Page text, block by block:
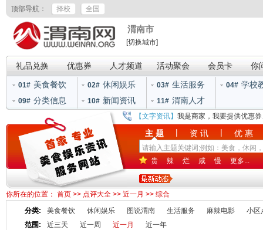
顶部导航： 择校 全国
渭南市
[切换城市]
礼品兑换 优惠券 人才频道 活动聚会 会员卡 你
01# 美食餐饮 02# 休闲娱乐 03# 生活服务 04# 学校
09# 分类信息 10# 新闻资讯 11# 渭南人才
【文字资讯】 我是商家，我要提供优惠
主 题 | 资 讯 | 优 惠
贵 辣 烂 咸 慢 更多...
你所在的位置： 首页 >> 点评大全 >> 近一月 >> 综合
分类:
美食餐饮 休闲娱乐 图说渭南 生活服务 麻辣电影
小区
范围:
近三天 近一周 近一月
近一年